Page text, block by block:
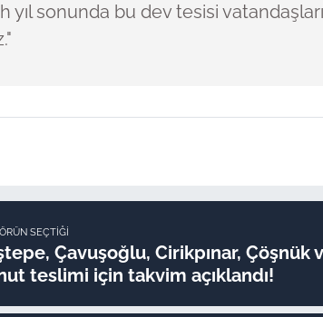
sonunda bu dev tesisi
SEÇTIĞI
Çavuşoğlu, Cirikpınar, Çöşnük
teslimi için takvim açıklandı!